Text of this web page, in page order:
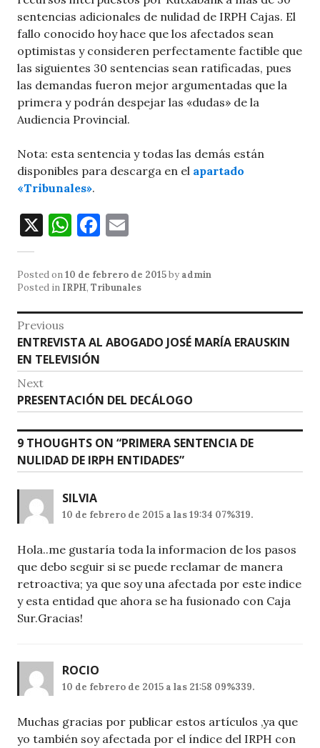
sentencias adicionales de nulidad de IRPH Cajas. El
fallo conocido hoy hace que los afectados sean
optimistas y consideren perfectamente factible que
las siguientes 30 sentencias sean ratificadas, pues
las demandas fueron mejor argumentadas que la
primera y podrán despejar las «dudas» de la
Audiencia Provincial.
Nota: esta sentencia y todas las demás están
disponibles para descarga en el apartado
«Tribunales».
X W
at
s
A
p
p
F
c
e
b
o
ai
l
Posted on10 de febrero de 2015by admin
Posted in IRPH, Tribunales
Navegación
de
entradas
Previous
Previous
post:
ENTREVISTA AL ABOGADO JOSÉ MARÍA ERAUSKIN
EN TELEVISIÓN
Next
Next
post:
PRESENTACIÓN DEL DECÁLOGO
9 THOUGHTS ON “PRIMERA SENTENCIA DE
NULIDAD DE IRPH ENTIDADES”
SILVIA
10 de febrero de 2015 a las 19:34 07%319.
Hola..me gustaría toda la informacion de los pasos
que debo seguir si se puede reclamar de manera
retroactiva; ya que soy una afectada por este indice
y esta entidad que ahora se ha fusionado con Caja
Sur.Gracias!
ROCIO
10 de febrero de 2015 a las 21:58 09%339.
Muchas gracias por publicar estos artículos ,ya que
yo también soy afectada por el índice del IRPH con